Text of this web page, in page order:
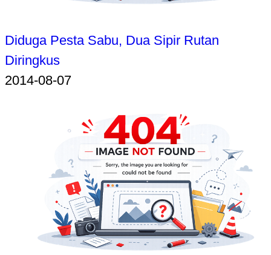
Diduga Pesta Sabu, Dua Sipir Rutan
Diringkus
2014-08-07